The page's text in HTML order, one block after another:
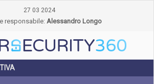
27 03 2024
responsabile: Alessandro Longo